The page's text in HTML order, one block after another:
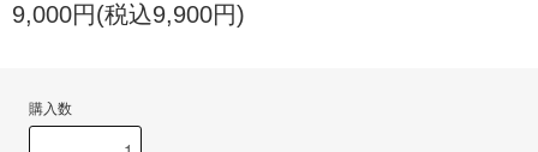
9,000円(税込9,900円)
購入数